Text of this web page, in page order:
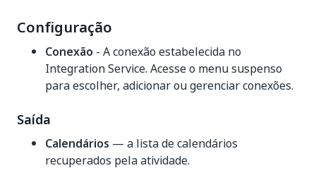
Configuração
Conexão - A conexão estabelecida no
Integration Service. Acesse o menu suspenso
para escolher, adicionar ou gerenciar conexões.
Saída
Calendários — a lista de calendários
recuperados pela atividade.